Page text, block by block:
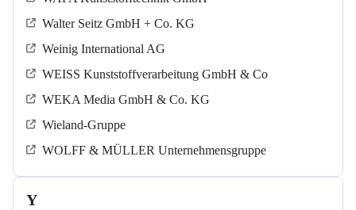
Walter Seitz GmbH + Co. KG
Weinig International AG
WEISS Kunststoffverarbeitung GmbH & Co
WEKA Media GmbH & Co. KG
Wieland-Gruppe
WOLFF & MÜLLER Unternehmensgruppe
Y